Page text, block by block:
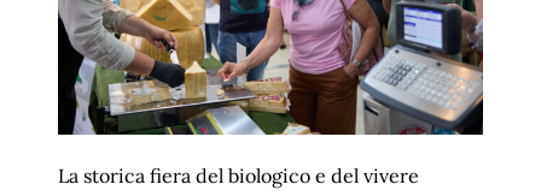
La storica fiera del biologico e del vivere